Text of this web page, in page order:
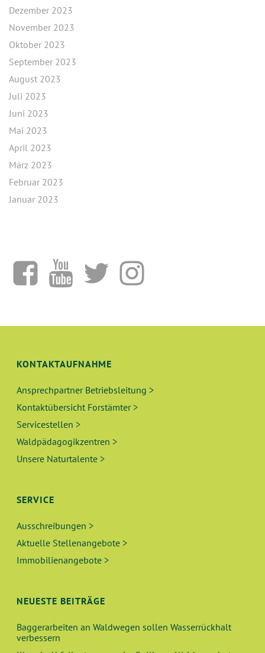
Dezember 2023
November 2023
Oktober 2023
September 2023
August 2023
Juli 2023
Juni 2023
Mai 2023
April 2023
März 2023
Februar 2023
Januar 2023
KONTAKTAUFNAHME
Ansprechpartner Betriebsleitung >
Kontaktübersicht Forstämter >
Servicestellen >
Waldpädagogikzentren >
Unsere Naturtalente >
SERVICE
Ausschreibungen >
Aktuelle Stellenangebote >
Immobilienangebote >
NEUESTE BEITRÄGE
Baggerarbeiten an Waldwegen sollen Wasserrückhalt
verbessern